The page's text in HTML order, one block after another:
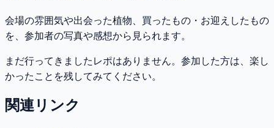
会場の雰囲気や出会った植物、買ったもの・お迎えしたもの
を、参加者の写真や感想から見られます。
まだ行ってきましたレポはありません。参加した方は、楽し
かったことを残してみてください。
関連リンク